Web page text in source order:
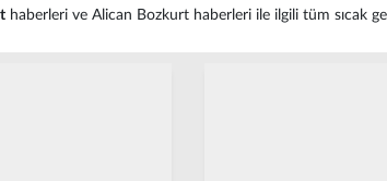
haberleri ve Alican Bozkurt haberleri ile ilgili tüm sıcak